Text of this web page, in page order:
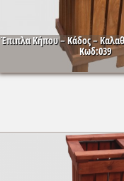
Έπιπλα Κήπου – Κάδος –
Κωδ:039